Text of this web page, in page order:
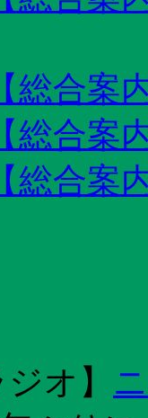
【総合案
【総合案
【総合
ジオ 】